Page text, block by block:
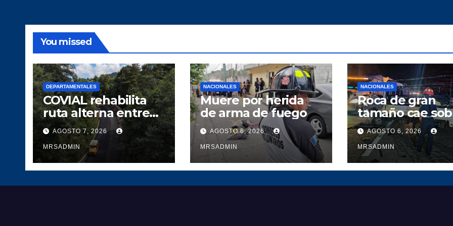
You missed
DEPARTAMENTALES
COVIAL rehabilita
ruta alterna entre
Tecpán y Quiché
para optimizar la
circulación vial
AGOSTO 7, 2026
MRSADMIN
NACIONALES
Muere por herida
de arma de fuego
AGOSTO 6, 2026
MRSADMIN
NACIONALES
Roca de gran
tamaño cae
camión y deja
heridos en ruta
Atlántico
AGOSTO 6, 2026
MRSADMIN